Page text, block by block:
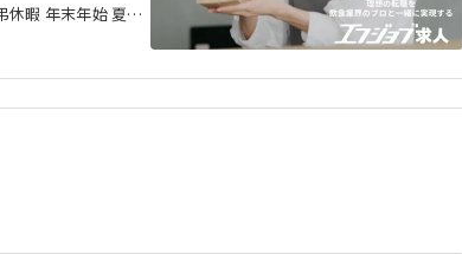
休暇 年末年始 夏期